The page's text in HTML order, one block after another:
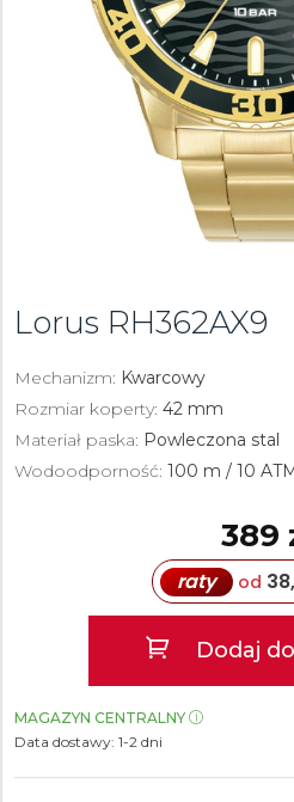
Lorus RH362AX9
Mechanizm: Kwarcowy
Rozmiar koperty: 42 mm
Materiał paska: Powleczona stal
Wodoodporność: 100 m / 10
389
raty od
Dodaj
MAGAZYN CENTRALNY
Data dostawy: 1-2 dni